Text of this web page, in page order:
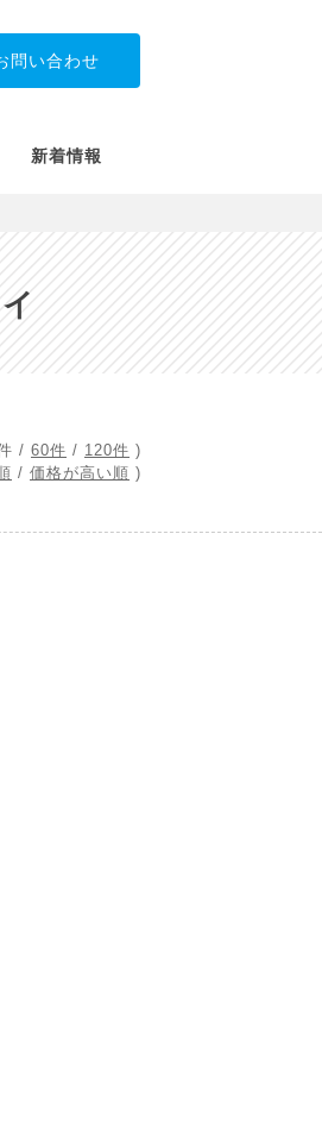
問い合わせ
新着情報
/ 60件 / 120件 )
/ 価格が高い順 )